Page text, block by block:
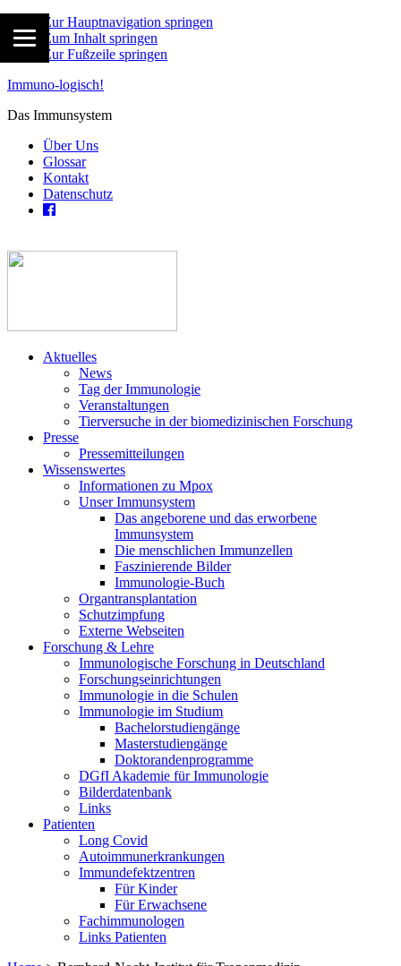
Zur Hauptnavigation springen
Zum Inhalt springen
Zur Fußzeile springen
Immuno-logisch!
Das Immunsystem
Über Uns
Glossar
Kontakt
Datenschutz
Aktuelles
News
Tag der Immunologie
Veranstaltungen
Tierversuche in der biomedizinischen Forschung
Presse
Pressemitteilungen
Wissenswertes
Informationen zu Mpox
Unser Immunsystem
Das angeborene und das erworbene
Immunsystem
Die menschlichen Immunzellen
Faszinierende Bilder
Immunologie-Buch
Organtransplantation
Schutzimpfung
Externe Webseiten
Forschung & Lehre
Immunologische Forschung in Deutschland
Forschungseinrichtungen
Immunologie in die Schulen
Immunologie im Studium
Bachelorstudiengänge
Masterstudiengänge
Doktorandenprogramme
DGfI Akademie für Immunologie
Bilderdatenbank
Links
Patienten
Long Covid
Autoimmunerkrankungen
Immundefektzentren
Für Kinder
Für Erwachsene
Fachimmunologen
Links Patienten